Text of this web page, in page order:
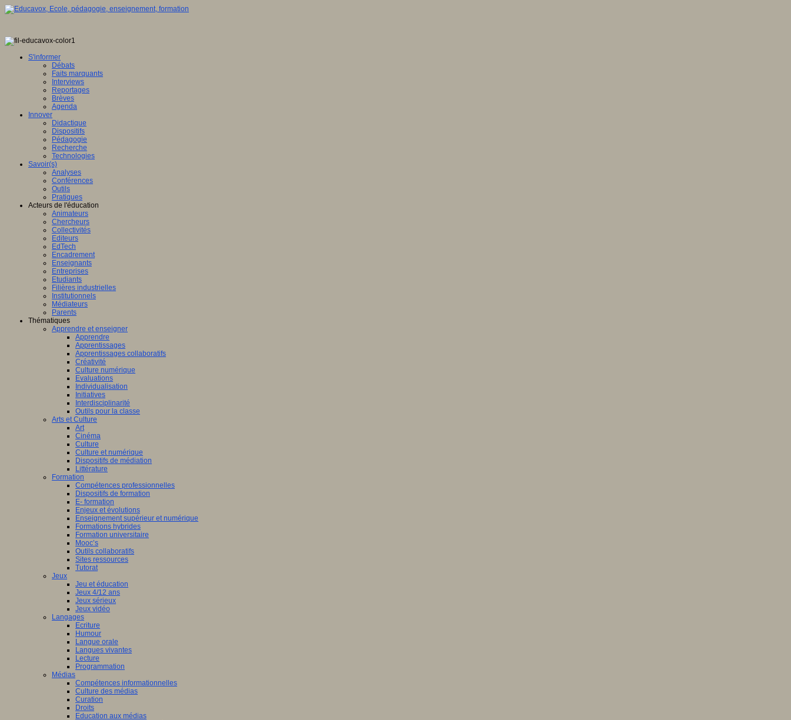
S'informer
Débats
Faits marquants
Interviews
Reportages
Brèves
Agenda
Innover
Didactique
Dispositifs
Pédagogie
Recherche
Technologies
Savoir(s)
Analyses
Conférences
Outils
Pratiques
Acteurs de l'éducation
Animateurs
Chercheurs
Collectivités
Editeurs
EdTech
Encadrement
Enseignants
Entreprises
Etudiants
Filières industrielles
Institutionnels
Médiateurs
Parents
Thématiques
Apprendre et enseigner
Apprendre
Apprentissages
Apprentissages collaboratifs
Créativité
Culture numérique
Evaluations
Individualisation
Initiatives
Interdisciplinarité
Outils pour la classe
Arts et Culture
Art
Cinéma
Culture
Culture et numérique
Dispositifs de médiation
Littérature
Formation
Compétences professionnelles
Dispositifs de formation
E- formation
Enjeux et évolutions
Enseignement supérieur et numérique
Formations hybrides
Formation universitaire
Mooc’s
Outils collaboratifs
Sites ressources
Tutorat
Jeux
Jeu et éducation
Jeux 4/12 ans
Jeux sérieux
Jeux vidéo
Langages
Ecriture
Humour
Langue orale
Langues vivantes
Lecture
Programmation
Médias
Compétences informationnelles
Culture des médias
Curation
Droits
Education aux médias